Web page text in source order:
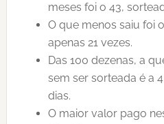
meses foi o 43,
O que menos saiu foi
apenas 21 vezes.
Das 100 dezenas, a
sem ser sorteada é a
dias.
O maior valor pago